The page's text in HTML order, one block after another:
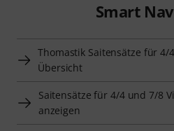
Smart
Thomastik Saitensätze für
Übersicht
Saitensätze für 4/4 und 7/8
anzeigen